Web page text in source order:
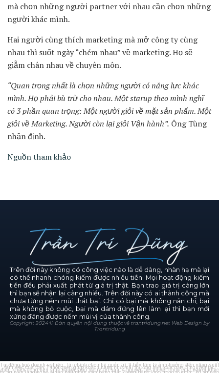
mà chọn những người partner với nhau cần chọn những
người khác mình.
Hai người cùng thích marketing mà mở công ty cùng
nhau thì suốt ngày “chém nhau” về marketing. Họ sẽ
giẫm chân nhau về chuyên môn.
“Quan trọng nhất là chọn những người có năng lực khác
mình. Họ phải bù trừ cho nhau. Một starup theo mình nghĩ
có 3 phần quan trọng: Một người giỏi về mặt sản phẩm. Một
giỏi về Marketing. Người còn lại giỏi Vận hành”. Ông Tùng
nhận định.
Nguồn tham khảo
Trên đời này không có công việc nào là dễ dàng, nhàn hạ mà lại
có thể nhanh chóng kiếm được nhiều tiền. Mọi hoạt động kiếm
tiền đều phải xuất phát từ giá trị thật. Bạn trao giá trị càng lớn
thì bạn sẽ nhận lại càng nhiều. Trên đời này có ai thành công mà
chưa từng nếm mùi thất bại. Chỉ có bại mà không nản chí, bại
mà không bỏ cuộc, bại mà dám đứng lên làm lại thì bạn mới
xứng đáng được nếm mùi vị của thành công.
Copyright 2024 © Bản quyền nội dung thuộc về trantridung.net Web Design by
Trantridung
Tự động hoá doanh nghiệp Tài chính cho nhà quản trị 3 bẫy tâm lý ảnh hưởng đến năng suất
làm việc của bạn 7 thói quen giúp khách hàng nhớ mãi thương hiệu của bạn 5 nguyên tắc
điều khiển dòng tiền giúp người giàu tạo ra tài sản 4 nguyên tắc thuyết phục giúp người khác